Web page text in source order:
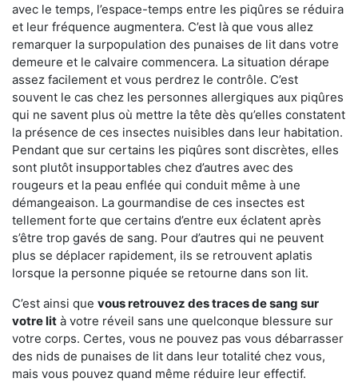
avec le temps, l’espace-temps entre les piqûres se réduira
et leur fréquence augmentera. C’est là que vous allez
remarquer la surpopulation des punaises de lit dans votre
demeure et le calvaire commencera. La situation dérape
assez facilement et vous perdrez le contrôle. C’est
souvent le cas chez les personnes allergiques aux piqûres
qui ne savent plus où mettre la tête dès qu’elles constatent
la présence de ces insectes nuisibles dans leur habitation.
Pendant que sur certains les piqûres sont discrètes, elles
sont plutôt insupportables chez d’autres avec des
rougeurs et la peau enflée qui conduit même à une
démangeaison. La gourmandise de ces insectes est
tellement forte que certains d’entre eux éclatent après
s’être trop gavés de sang. Pour d’autres qui ne peuvent
plus se déplacer rapidement, ils se retrouvent aplatis
lorsque la personne piquée se retourne dans son lit.
C’est ainsi que vous retrouvez des traces de sang sur
votre lit à votre réveil sans une quelconque blessure sur
votre corps. Certes, vous ne pouvez pas vous débarrasser
des nids de punaises de lit dans leur totalité chez vous,
mais vous pouvez quand même réduire leur effectif.